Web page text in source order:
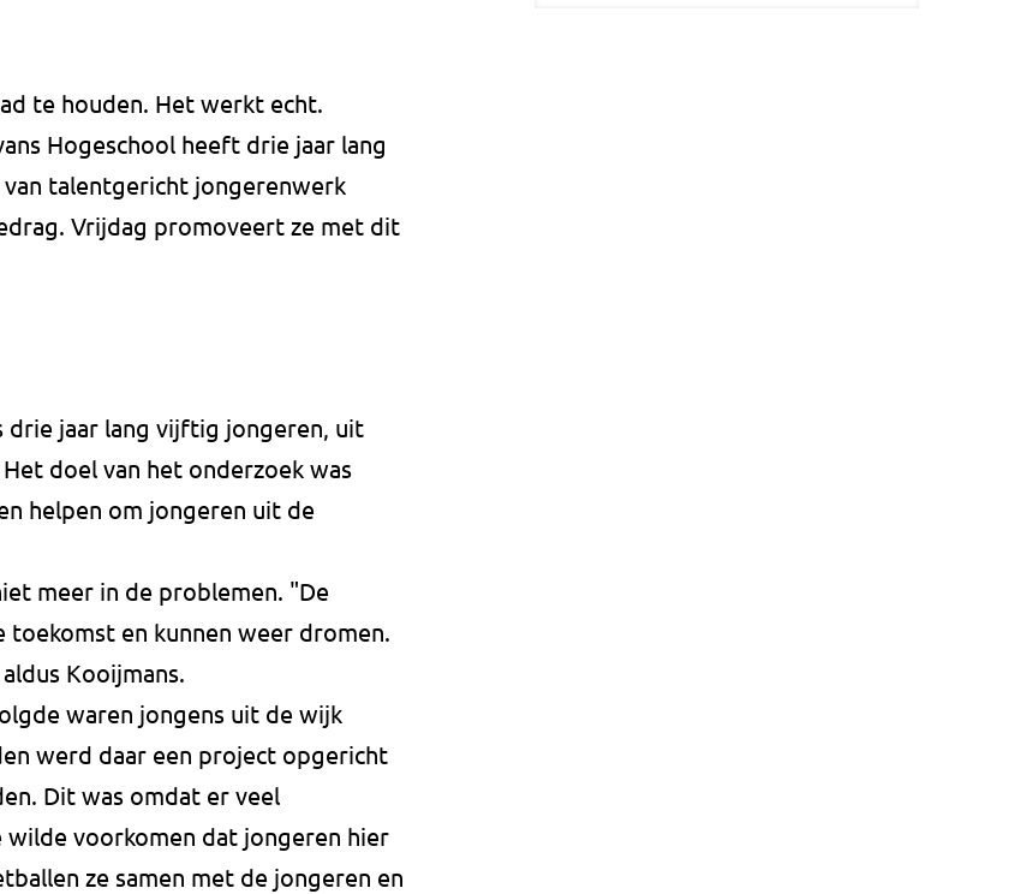
te houden. Het werkt echt.
Hogeschool heeft drie jaar lang
talentgericht jongerenwerk
Vrijdag promoveert ze met dit
drie jaar lang vijftig jongeren, uit
doel van het onderzoek was
helpen om jongeren uit de
meer in de problemen. "De
en kunnen weer dromen.
Kooijmans.
waren jongens uit de wijk
werd daar een project opgericht
Dit was omdat er veel
voorkomen dat jongeren hier
ze samen met de jongeren en